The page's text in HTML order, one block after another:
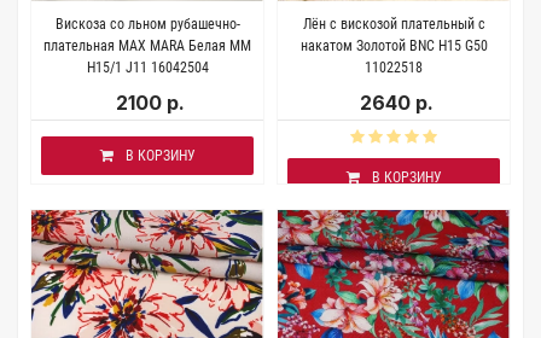
Вискоза со льном рубашечно-
плательная MAX MARA Белая MM
Н15/1 J11 16042504
2100 р.
В КОРЗИНУ
Лён с вискозой плательный с
накатом Золотой BNC H15 G50
11022518
2640 р.
В КОРЗИНУ